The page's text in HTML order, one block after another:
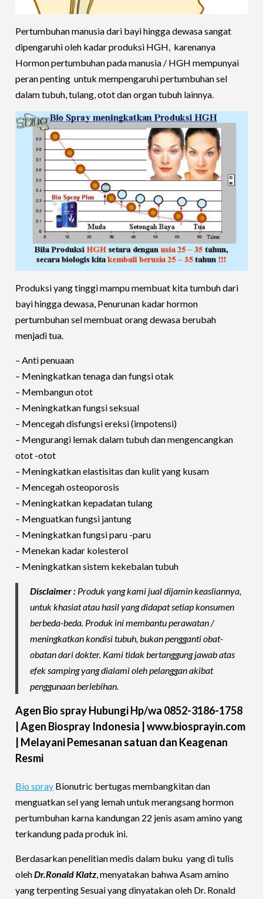
Pertumbuhan manusia dari bayi hingga dewasa sangat
dipengaruhi oleh kadar produksi HGH, karenanya
Hormon pertumbuhan pada manusia / HGH mempunyai
peran penting untuk mempengaruhi pertumbuhan sel
dalam tubuh, tulang, otot dan organ tubuh lainnya.
Produksi yang tinggi mampu membuat kita tumbuh dari
bayi hingga dewasa, Penurunan kadar hormon
pertumbuhan sel membuat orang dewasa berubah
menjadi tua.
– Anti penuaan
– Meningkatkan tenaga dan fungsi otak
– Membangun otot
– Meningkatkan fungsi seksual
– Mencegah disfungsi ereksi (impotensi)
– Mengurangi lemak dalam tubuh dan mengencangkan
otot -otot
– Meningkatkan elastisitas dan kulit yang kusam
– Mencegah osteoporosis
– Meningkatkan kepadatan tulang
– Menguatkan fungsi jantung
– Meningkatkan fungsi paru -paru
– Menekan kadar kolesterol
– Meningkatkan sistem kekebalan tubuh
Disclaimer : Produk yang kami jual dijamin keasliannya,
untuk khasiat atau hasil yang didapat setiap konsumen
berbeda-beda. Produk ini membantu perawatan /
meningkatkan kondisi tubuh, bukan pengganti obat-
obatan dari dokter. Kami tidak bertanggung jawab atas
efek samping yang dialami oleh pelanggan akibat
penggunaan berlebihan.
Agen Bio spray Hubungi Hp/wa 0852-3186-1758
| Agen Biospray Indonesia | www.biosprayin.com
| Melayani Pemesanan satuan dan Keagenan
Resmi
Bio spray Bionutric bertugas membangkitan dan
menguatkan sel yang lemah untuk merangsang hormon
pertumbuhan karna kandungan 22 jenis asam amino yang
terkandung pada produk ini.
Berdasarkan penelitian medis dalam buku yang di tulis
olehDr.Ronald Klatz , menyatakan bahwa Asam amino
yang terpenting Sesuai yang dinyatakan oleh Dr. Ronald